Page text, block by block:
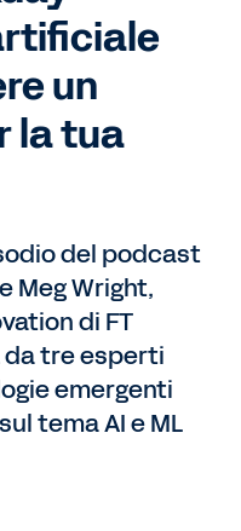
un
la tua
del podcast
Meg Wright,
di FT
da tre esperti
emergenti
tema AI e ML